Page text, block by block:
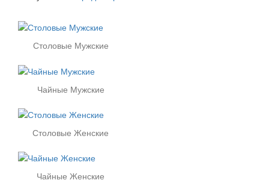
Столовые Мужские
Чайные Мужские
Столовые Женские
Чайные Женские